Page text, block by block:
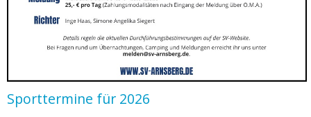
Sporttermine für 2026